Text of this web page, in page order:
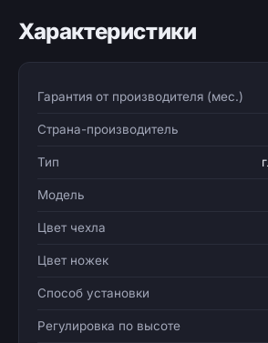
Характеристики
Гарантия от производителя (мес.)
Страна-производитель
Тип
Модель
Цвет чехла
Цвет ножек
Способ установки
Регулировка по высоте